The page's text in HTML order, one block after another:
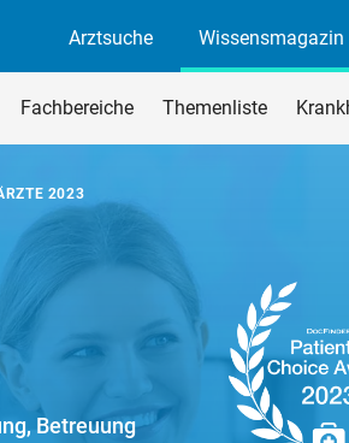
Arztsuche
Wissensmagazin
Fachbereiche Themenliste
ein und drücken Sie die
2023
Betreuung